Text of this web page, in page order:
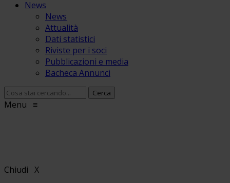
News
News
Attualità
Dati statistici
Riviste per i soci
Pubblicazioni e media
Bacheca Annunci
Menu ≡
Chiudi X